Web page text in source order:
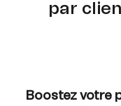
par
Boostez votre